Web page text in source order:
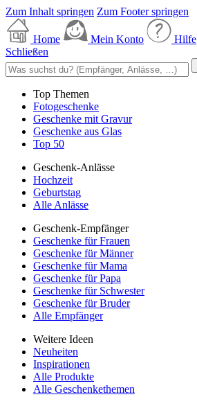
Zum Inhalt springen Zum Footer springen
Home Mein Konto Hilfe
Schließen
Top Themen
Fotogeschenke
Geschenke mit Gravur
Geschenke aus Glas
Top 50
Geschenk-Anlässe
Hochzeit
Geburtstag
Alle Anlässe
Geschenk-Empfänger
Geschenke für Frauen
Geschenke für Männer
Geschenke für Mama
Geschenke für Papa
Geschenke für Schwester
Geschenke für Bruder
Alle Empfänger
Weitere Ideen
Neuheiten
Inspirationen
Alle Produkte
Alle Geschenkethemen